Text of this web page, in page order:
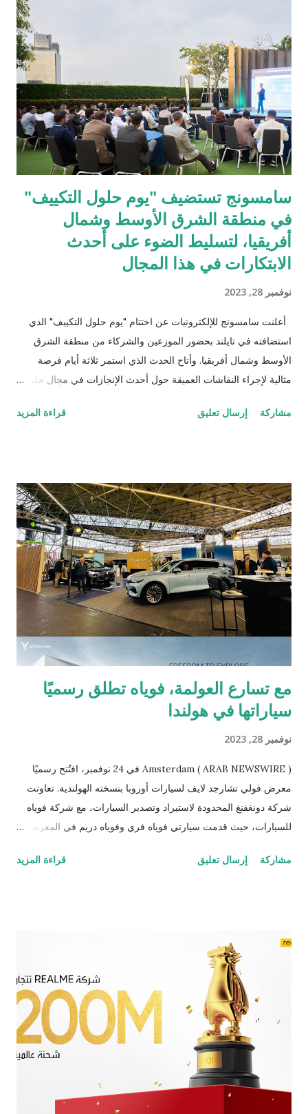
المخطط الرئيسي على الصعيدين المحلي والعالمي. إنه يشكل تحولًا
في تصميم المدن الذي يعزز البيئة ويمكِّن السكان، ويصبح منارًا عالميًا
للأستدامة. تعكس رؤية الرئيس إيرفان علي لمدينة سيليكا التفاني
الحازم من حكومته في تحقيق ازدهار واستدامة شعب غيانا. كأسرع
اقتصاد نموًا في العالم، تطمح غيانا إلى بناء مستقبل أفضل من خلال
التحد...
سامسونج تستضيف "يوم حلول التكييف"
في منطقة الشرق الأوسط وشمال
أفريقيا، لتسليط الضوء على أحدث
الابتكارات في هذا المجال
نوفمبر 28, 2023
أعلنت سامسونج للإلكترونيات عن اختتام "يوم حلول التكييف" الذي
استضافته في تايلند بحضور الموزعين والشركاء من منطقة الشرق
الأوسط وشمال أفريقيا. وأتاح الحدث الذي استمر ثلاثة أيام فرصة
مثالية لإجراء النقاشات العميقة حول أحدث الإنجازات في مجال حلول
سامسونج قد كشفت لأول مرة عن تقنية WindFree™‎ واستحوذت
نظمت جولة لشركائها في أرجائها. وتعتبر هذه المنشأة الفريدة التي
تقوم بتصنيع وحدات التكييف السكنية على مستوى العالم باستخدام
التقنية الرائدة، ما يؤكد مجدداً التزام سامسونج بتقديم حلول رائدة على
مستوى الصناعة. وتُعد هذه التقنية المبتكرة من سامسونج النظام الأول
الذي يستخدم "الهواء الساكن" لتوفير بيئة باردة ومريحة بطريقة
متساوية في مختلف أرجاء المكان، كما تمثل تحوّلاً جذرياً مبتكراً على
مستوى الصناعة، لتضمن الراحة الاستثنائية من خلال ت...
مشاركة إرسال تعليق قراءة المزيد
مع تسارع العولمة، فوياه تطلق رسميًا
سياراتها في هولندا
نوفمبر 28, 2023
Amsterdam ( ARAB NEWSWIRE ) في 24 نوفمبر، افتُتح رسميًا
معرض فولي تشارجد لايف لسيارات أوروبا بنسخته الهولندية. تعاونت
شركة دونغفنغ المحدودة لاستيراد وتصدير السيارات، مع شركة فوياه
للسيارات، حيث قدمت سيارتي فوياه فري وفوياه دريم في المعرض،
المنزلية والسيارات الكهربائية الأول في العالم، أبهرت سيارتي فوياه
فوياه إلى هولندا سيوفر للمستخدمين المحليين خيارات جديدة للسفر
الفاخر. فوياه فري وفوياه دريم هما ذروة سعينا للتميز، وسيضفينَ حيوية
جديدة على سوق السيارات الهولندية. وسنكرس جهودنا أيضًا لتوفير
أحدث سيارات الطاقة الجديدة الراقية، وخدمة عملاء ممتازة، وتجربة
شراء سيارة لا مثيل لها. موقع الحدث والنماذج الممثلة لشركة فوياه
تتميز سيارة فوياه دريم بهيكل من الألومنيوم يحمل نظامًا أماميًا
بمزدوج الذراع ونظامًا خلفيًا بخمسة روابط، وتعتبر كأول طراز ...
مشاركة إرسال تعليق قراءة المزيد